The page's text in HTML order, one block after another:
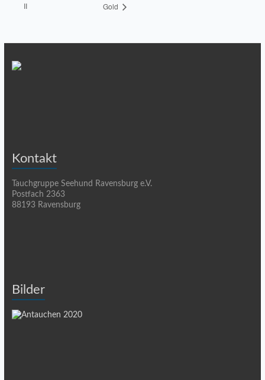
II
Gold
Kontakt
Tauchgruppe Seehund Ravensburg e.V.
Postfach 2363
88193 Ravensburg
Bilder